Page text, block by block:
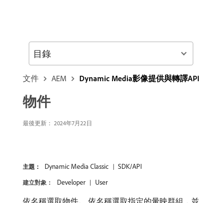
文件 AEM Dynamic Media影像提供與轉譯API
物件
最後更新： 2024年7月22日
主題： Dynamic Media Classic SDK/API
建立對象： Developer User
依名稱選取物件。 依名稱選取指定的暈映群組，並
目錄